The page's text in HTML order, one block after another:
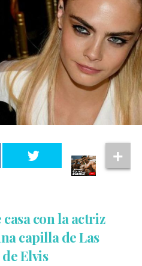
con la actriz
capilla de Las
Elvis